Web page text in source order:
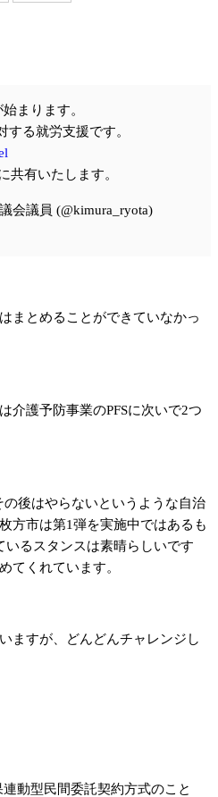
まります。
する就労支援です。
共有いたします。
会議員 (@kimura_ryota)
まとめることができていなかっ
介護予防事業のPFSに次いで2つ
の後はやらないというような自治
方市は第1弾を実施中ではあるも
るスタンスは素晴らしいです
てくれています。
ますが、どんどんチャレンジし
連動型民間委託契約方式のこと